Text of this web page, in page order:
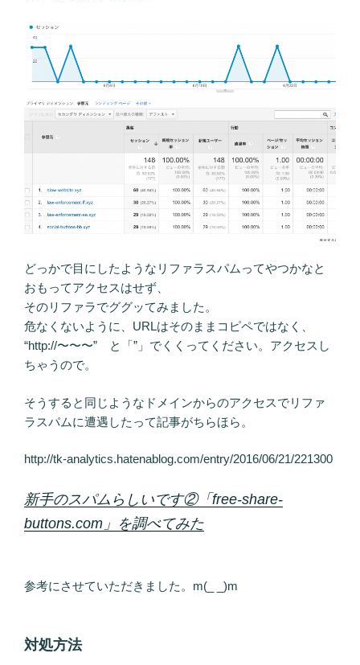
どっかで目にしたようなリファラスパムってやつかなと
おもってアクセスはせず、
そのリファラでググッてみました。
危なくないように、URLはそのままコピペではなく、
“http://〜〜〜” と「”」でくくってください。アクセスし
ちゃうので。
そうすると同じようなドメインからのアクセスでリファ
ラスパムに遭遇したって記事がちらほら。
http://tk-analytics.hatenablog.com/entry/2016/06/21/221300
新手のスパムらしいです②「free-share-
buttons.com」を調べてみた
参考にさせていただきました。m(_ _)m
対処方法